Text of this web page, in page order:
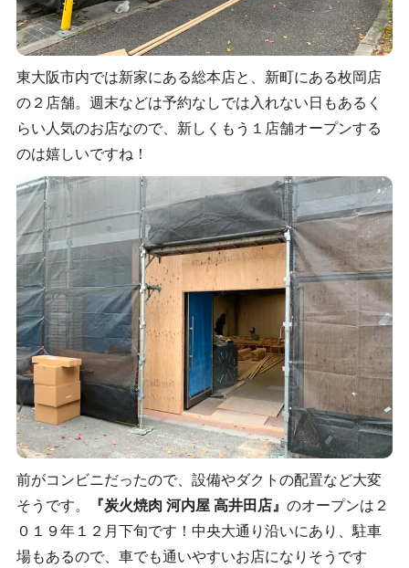
東大阪市内では新家にある総本店と、新町にある枚岡店
の２店舗。週末などは予約なしでは入れない日もあるく
らい人気のお店なので、新しくもう１店舗オープンする
のは嬉しいですね！
前がコンビニだったので、設備やダクトの配置など大変
そうです。
『炭火焼肉 河内屋 高井田店』 のオープンは２
０１９年１２月下旬です！中央大通り沿いにあり、駐車
場もあるので、車でも通いやすいお店になりそうです